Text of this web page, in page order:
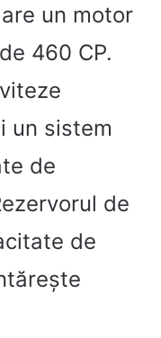
un motor
460 CP.
un sistem
de
de
de